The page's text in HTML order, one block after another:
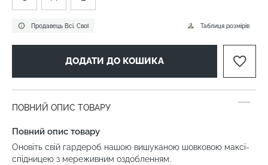
Продавець Всі. Свої Таблиця розмірів
ДОДАТИ ДО КОШИКА
ПОВНИЙ ОПИС ТОВАРУ
Повний опис товару
Оновіть свій гардероб нашою вишуканою шовковою максі-
спідницею з мереживним оздобленням.